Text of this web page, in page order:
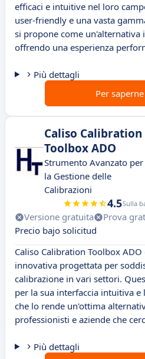
efficaci e intuitive nel loro
user-friendly e una vasta
si propone come un'alternativa
offrendo una esperienza
Più dettagli
Per
Caliso Calibration
Toolbox ADO
Strumento Avanzato per
la Gestione delle
Calibrazioni
4.5Sulla
Versione gratuita Prova
Precio bajo solicitud
Caliso Calibration Toolbox
innovativa progettata per
calibrazione in vari settori.
per la sua interfaccia intuitiva
che lo rende un'ottima
professionisti e aziende che
Più dettagli